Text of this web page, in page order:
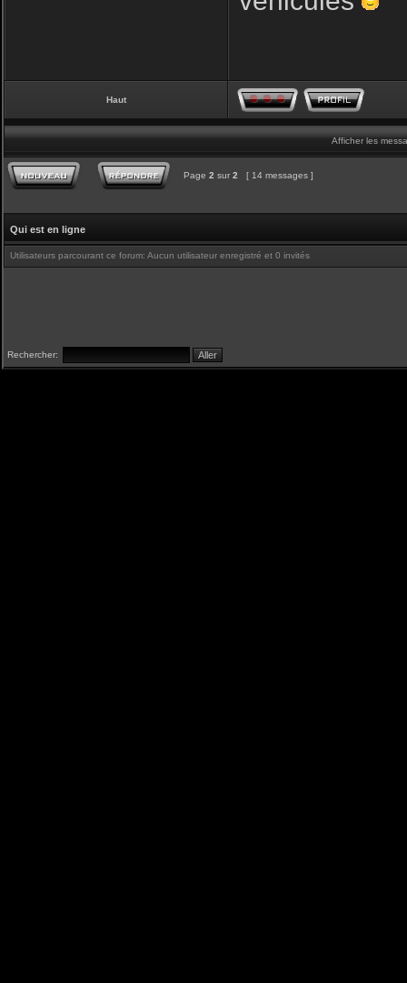
Haut
Afficher les
Page 2 sur 2 [ 14 messages ]
Qui est en ligne
Utilisateurs parcourant ce forum: Aucun utilisateur enregistré et 0 invités
Rechercher: